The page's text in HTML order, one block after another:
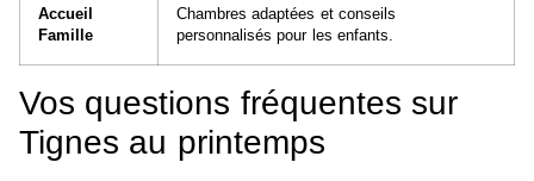
Accueil
Famille
Chambres adaptées et conseils
personnalisés pour les enfants.
Vos questions fréquentes sur
Tignes au printemps